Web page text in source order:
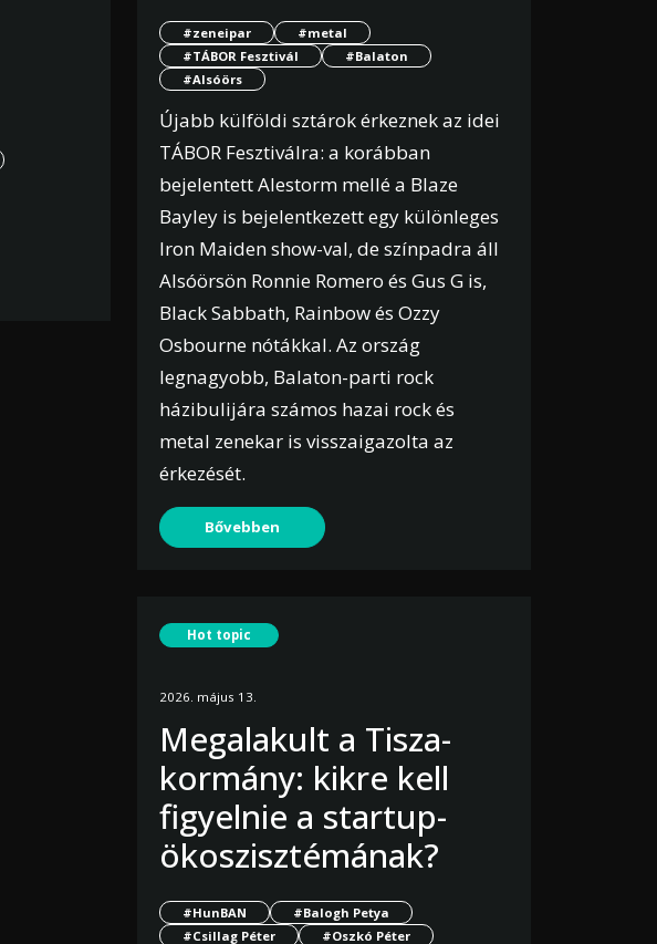
#zeneipar
#metal
#TÁBOR Fesztivál
#Balaton
#Alsóörs
Újabb külföldi sztárok érkeznek az idei
TÁBOR Fesztiválra: a korábban
bejelentett Alestorm mellé a Blaze
Bayley is bejelentkezett egy különleges
Iron Maiden show-val, de színpadra áll
Alsóörsön Ronnie Romero és Gus G is,
Black Sabbath, Rainbow és Ozzy
Osbourne nótákkal. Az ország
legnagyobb, Balaton-parti rock
házibulijára számos hazai rock és
metal zenekar is visszaigazolta az
érkezését.
Bővebben
Hot topic
2026. május 13.
Megalakult a Tisza-
kormány: kikre kell
figyelnie a startup-
ökoszisztémának?
#HunBAN
#Balogh Petya
#Csillag Péter
#Oszkó Péter